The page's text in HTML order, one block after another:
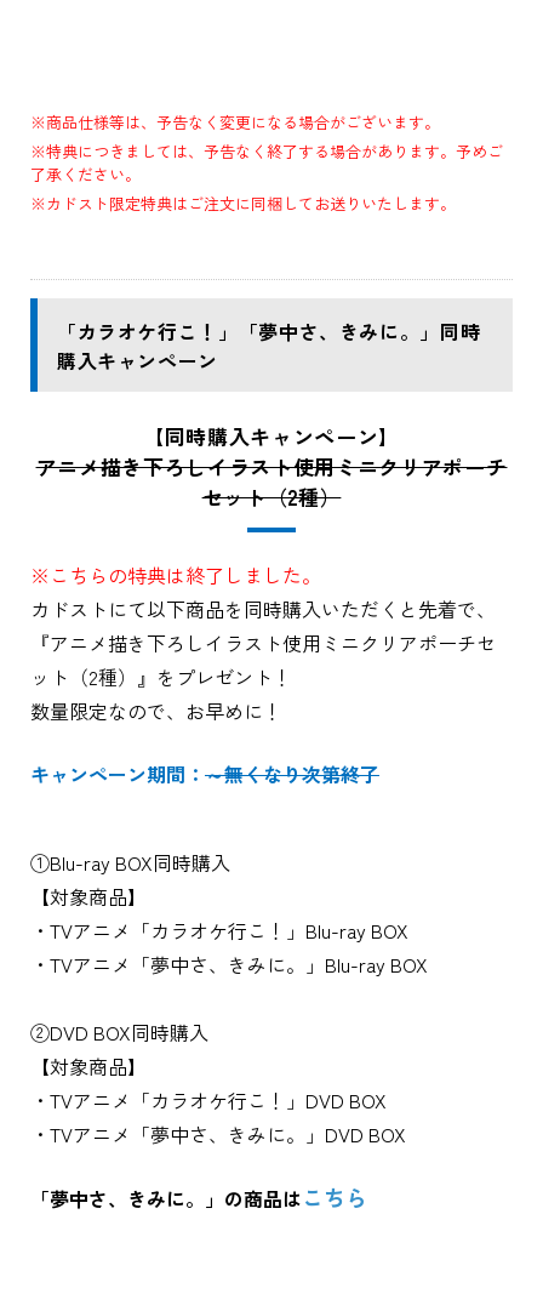
※商品仕様等は、予告なく変更になる場合がございます。
※特典につきましては、予告なく終了する場合があります。予めご
了承ください。
※カドスト限定特典はご注文に同梱してお送りいたします。
「カラオケ行こ！」「夢中さ、きみに。」同時
購入キャンペーン
【同時購入キャンペーン】
アニメ描き下ろしイラスト使用ミニクリアポーチ
セット（2種）
※こちらの特典は終了しました。
カドストにて以下商品を同時購入いただくと先着で、
『アニメ描き下ろしイラスト使用ミニクリアポーチセ
ット（2種）』をプレゼント！
数量限定なので、お早めに！
キャンペーン期間： ～無くなり次第終了
①Blu-ray BOX同時購入
【対象商品】
・TVアニメ「カラオケ行こ！」Blu-ray BOX
・TVアニメ「夢中さ、きみに。」Blu-ray BOX
②DVD BOX同時購入
【対象商品】
・TVアニメ「カラオケ行こ！」DVD BOX
・TVアニメ「夢中さ、きみに。」DVD BOX
「夢中さ、きみに。」の商品はこちら